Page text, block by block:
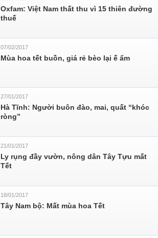
Oxfam: Việt Nam thất thu vì 15 thiên đường
thuế
07/02/2017
Mùa hoa tết buồn, giá rẻ bèo lại ế ẩm
27/01/2017
Hà Tĩnh: Người buôn đào, mai, quất “khóc
ròng”
21/01/2017
Ly rụng đầy vườn, nông dân Tây Tựu mất
Tết
18/01/2017
Tây Nam bộ: Mất mùa hoa Tết